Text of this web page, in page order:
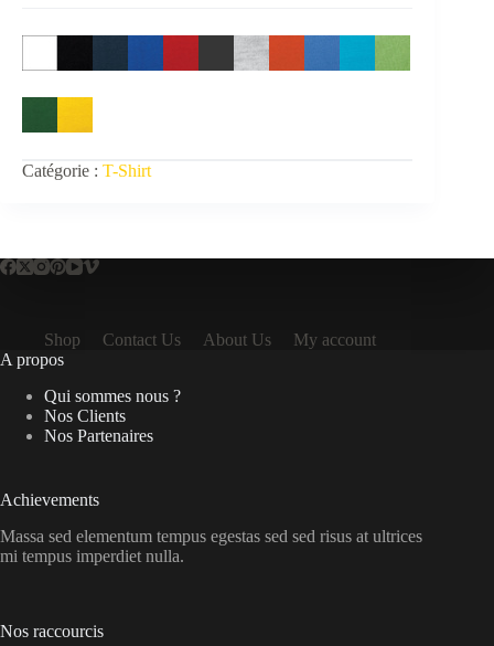
Catégorie : T-Shirt
Shop Contact Us About Us
My account
A propos
Qui sommes nous ?
Nos Clients
Nos Partenaires
Achievements
Massa sed elementum tempus egestas sed sed risus at ultrices
mi tempus imperdiet nulla.
Nos raccourcis